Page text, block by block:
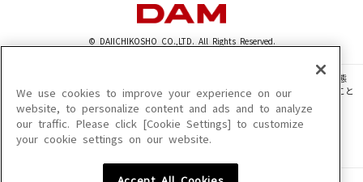
© DAIICHIKOSHO CO.,LTD. All Rights Reserved.
このサイトに掲載されている一切の文章・画像・写真・動画・音声等を、手段や形態
を問わず、著作権法の定める範囲を超えて無断で複製、転載、ファイル化などすること
を禁じます。
楽曲及びコンテンツは、機種によりご利用いただけない場合があります。
楽曲及びコンテンツの配信日、配信内容が変更になる場合があります。
We use cookies to improve your experience on our
website, to personalize content and ads and to analyze
our traffic. Please click [Cookie Settings] to customize
your cookie settings on our website.